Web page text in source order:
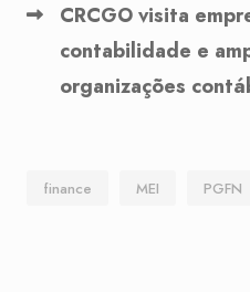
CRCGO visita
contabilidade e
organizações
finance MEI PGFN